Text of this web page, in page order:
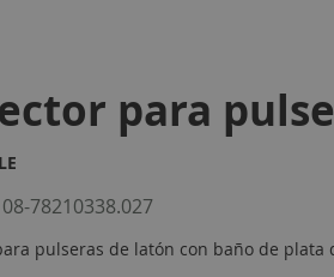
para
08-78210338.027
pulseras de latón con baño de plata